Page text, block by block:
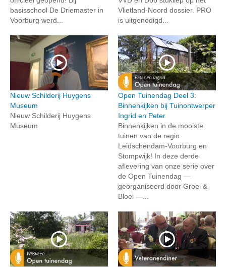
basisschool De Driemaster in
Voorburg werd...
Vlietland-Noord dossier. PRO
is uitgenodigd...
Nieuw Schilderij Huygens
Museum
Nieuw Schilderij Huygens
Museum
Open Tuinendag Deel 3:
Binnenkijken bij Tuinontwerper
Ingrid en Peter
Binnenkijken in de mooiste
tuinen van de regio
Leidschendam-Voorburg en
Stompwijk! In deze derde
aflevering van onze serie over
de Open Tuinendag —
georganiseerd door Groei &
Bloei —...